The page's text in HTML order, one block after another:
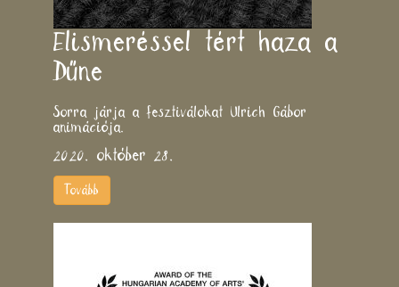
Elismeréssel tért haza a
Dűne
Sorra járja a fesztiválokat Ulrich Gábor
animációja.
2020. október 28.
Tovább